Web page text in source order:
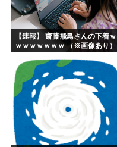
【速報】 齋藤飛鳥さんの下着ｗ
ｗｗｗｗｗｗｗ （※画像あり）